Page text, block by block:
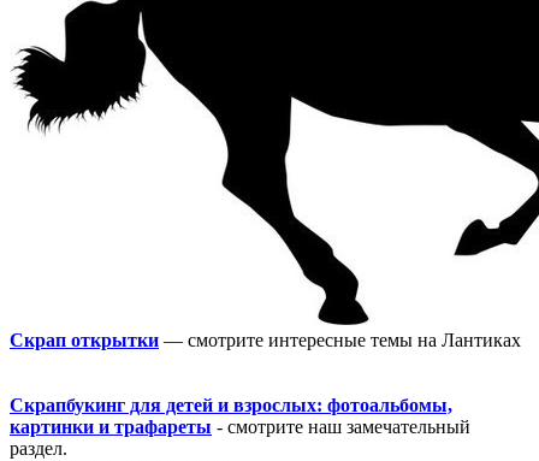
Скрап открытки — смотрите интересные темы на Лантиках
Скрапбукинг для детей и взрослых: фотоальбомы,
картинки и трафареты - смотрите наш замечательный
раздел.